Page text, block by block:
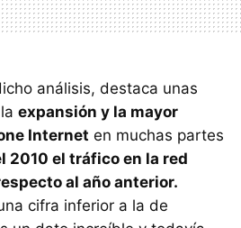
análisis, destaca unas
expansión y la mayor
Internet en muchas partes
2010 el tráfico en la red
al año anterior.
cifra inferior a la de